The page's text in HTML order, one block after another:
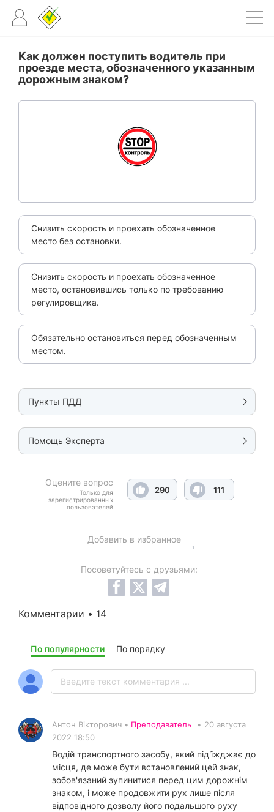
Как должен поступить водитель при
проезде места, обозначенного указанным
дорожным знаком?
Снизить скорость и проехать обозначенное
место без остановки.
Снизить скорость и проехать обозначенное
место, остановившись только по требованию
регулировщика.
Обязательно остановиться перед обозначенным
местом.
Пункты ПДД
Помощь Эксперта
Оцените вопрос
Только для
зарегистрированных
пользователей
290 111
Добавить в избранное
Посоветуйтесь с друзьями:
Комментарии • 14
По популярности По порядку
Антон Вікторович • Преподаватель • 20 августа
2022 18:50
Водій транспортного засобу, який під'їжджає до
місця, де може бути встановлений цей знак,
зобов'язаний зупинитися перед цим дорожнім
знаком, і може продовжити рух лише після
відповідного дозволу його подальшого руху